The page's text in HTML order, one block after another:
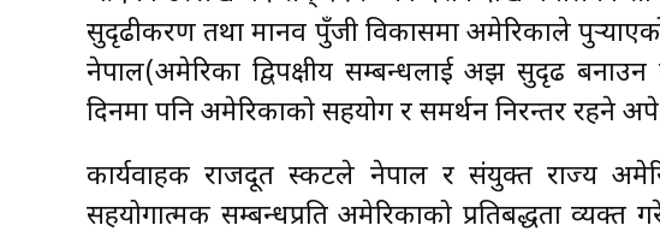
सुदृढीकरण तथा मानव पुँजी विकासमा अमेरिकाले
नेपाल(अमेरिका द्विपक्षीय सम्बन्धलाई अझ सुदृढ बनाउन
दिनमा पनि अमेरिकाको सहयोग र समर्थन निरन्तर रहने
कार्यवाहक राजदूत स्कटले नेपाल र संयुक्त राज्य
सहयोगात्मक सम्बन्धप्रति अमेरिकाको प्रतिबद्धता